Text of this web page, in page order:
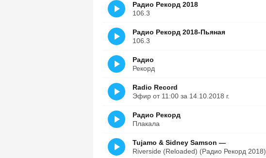
Радио Рекорд 2018
106.3
Радио Рекорд 2018-Пьяная
106.3
Радио
Рекорд
Radio Record
Эфир от 11:00 за 14.10.2018 г.
Радио Рекорд
Плакала
Tujamo & Sidney Samson —
Riverside (Reloaded) (Радио Рекорд 2018)